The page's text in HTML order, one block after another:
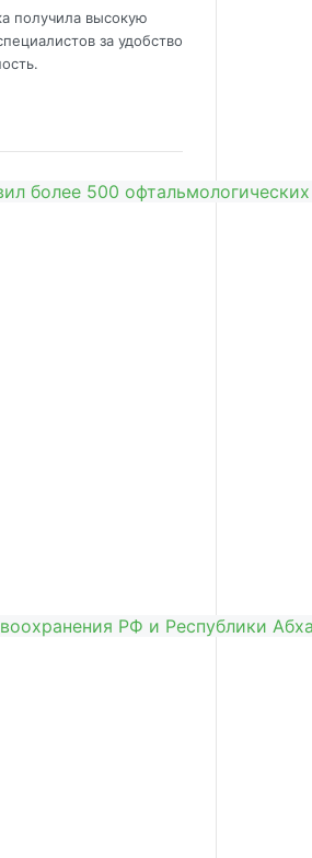
получила высокую
за удобство